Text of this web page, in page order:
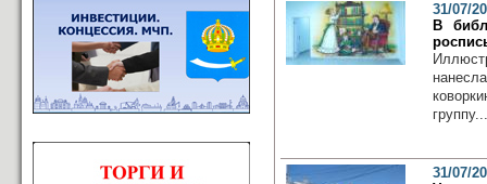
31/07/
В
группу...
31/07/